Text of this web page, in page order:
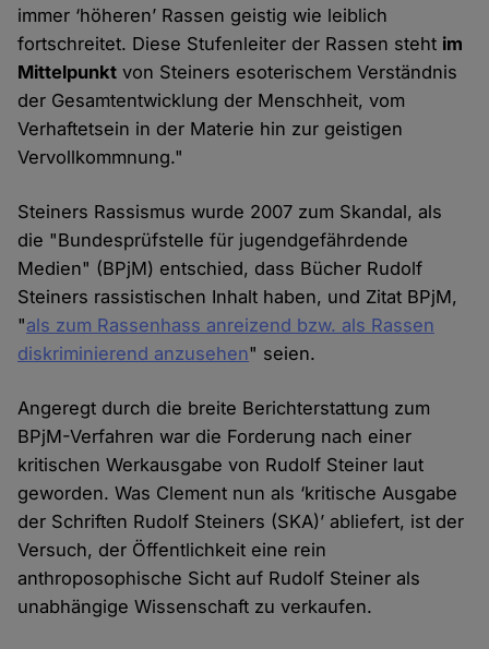
immer ‘höheren’ Rassen geistig wie leiblich
fortschreitet. Diese Stufenleiter der Rassen steht im
Mittelpunkt von Steiners esoterischem Verständnis
der Gesamtentwicklung der Menschheit, vom
Verhaftetsein in der Materie hin zur geistigen
Vervollkommnung."
Steiners Rassismus wurde 2007 zum Skandal, als
die "Bundesprüfstelle für jugendgefährdende
Medien" (BPjM) entschied, dass Bücher Rudolf
Steiners rassistischen Inhalt haben, und Zitat BPjM,
"als zum Rassenhass anreizend bzw. als Rassen
diskriminierend anzusehen" seien.
Angeregt durch die breite Berichterstattung zum
BPjM-Verfahren war die Forderung nach einer
kritischen Werkausgabe von Rudolf Steiner laut
geworden. Was Clement nun als ‘kritische Ausgabe
der Schriften Rudolf Steiners (SKA)’ abliefert, ist der
Versuch, der Öffentlichkeit eine rein
anthroposophische Sicht auf Rudolf Steiner als
unabhängige Wissenschaft zu verkaufen.